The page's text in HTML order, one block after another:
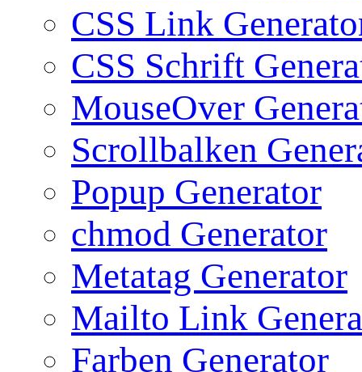
CSS Link
CSS Schrift
MouseOver
Scrollbalken
Popup Generator
chmod Generator
Metatag Generator
Mailto Link
Farben Generator